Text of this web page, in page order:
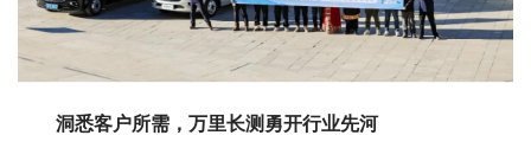
洞悉客户所需， 万里长测勇开行业先河